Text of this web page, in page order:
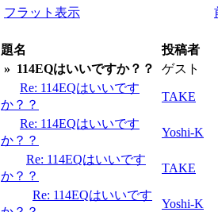
フラット表示
題名
投稿者
» 114EQはいいですか？？
ゲスト
Re: 114EQはいいです
か？？
TAKE
Re: 114EQはいいです
か？？
Yoshi-K
Re: 114EQはいいです
か？？
TAKE
Re: 114EQはいいです
Yoshi-K